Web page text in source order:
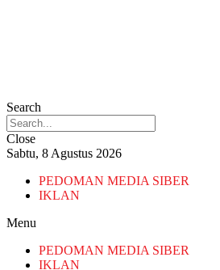
Search
Close
Sabtu, 8 Agustus 2026
PEDOMAN MEDIA SIBER
IKLAN
Menu
PEDOMAN MEDIA SIBER
IKLAN